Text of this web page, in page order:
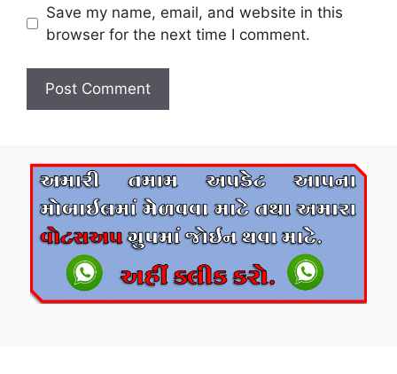
Save my name, email, and website in this
browser for the next time I comment.